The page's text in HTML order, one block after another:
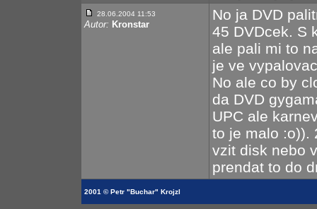
28.06.2004 11:53
Autor: Kronstar
No ja DVD
45 DVDcek. S
ale pali mi to
je ve
No ale co by
da DVD
UPC ale
to je malo :o)).
vzit disk nebo
prendat to do
2001 © Petr "Buchar" Krojzl